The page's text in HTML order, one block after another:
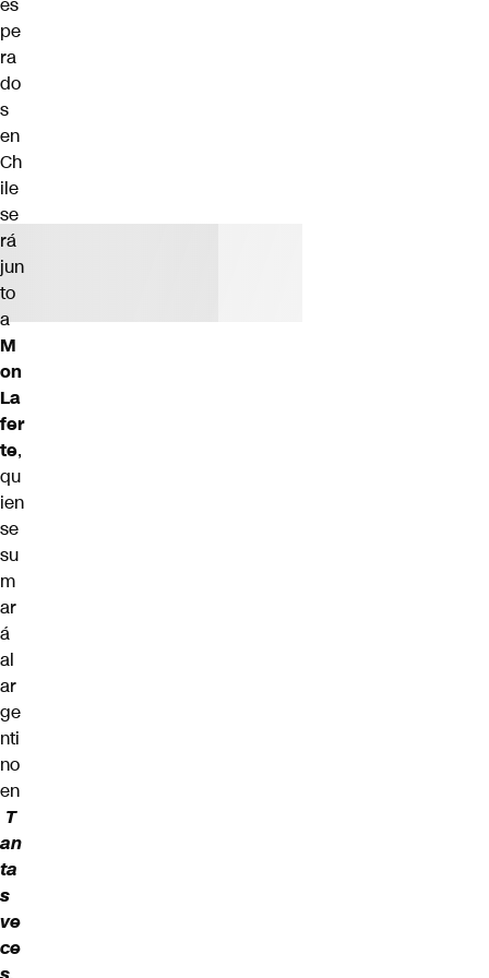
es
pe
ra
do
s
en
Ch
ile
se
rá
jun
to
a
M
on
La
fer
te,
qu
ien
se
su
m
ar
á
al
ar
ge
nti
no
en
T
an
ta
s
ve
ce